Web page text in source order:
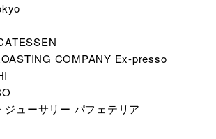
COMPANY Ex-presso
ジューサリー パフェテリア